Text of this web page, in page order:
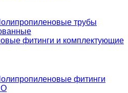
трубы
фитинги и комплектующие
фитинги